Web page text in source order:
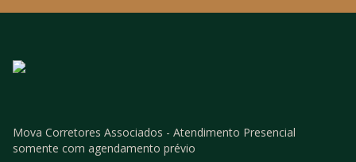
Mova Corretores Associados - Atendimento Presencial
somente com agendamento prévio